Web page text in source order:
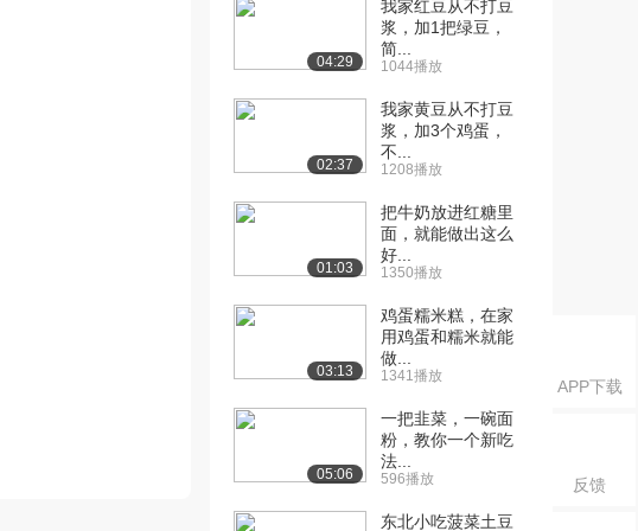
APP下载
反馈
04:29
我家红豆从不打豆
浆，加1把绿豆，
简...
1044播放
02:37
我家黄豆从不打豆
浆，加3个鸡蛋，
不...
1208播放
01:03
把牛奶放进红糖里
面，就能做出这么
好...
1350播放
03:13
鸡蛋糯米糕，在家
用鸡蛋和糯米就能
做...
1341播放
05:06
一把韭菜，一碗面
粉，教你一个新吃
法...
596播放
东北小吃菠菜土豆